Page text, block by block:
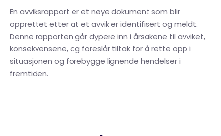
En avviksrapport er et nøye dokument som blir
opprettet etter at et avvik er identifisert og meldt.
Denne rapporten går dypere inn i årsakene til avviket,
konsekvensene, og foreslår tiltak for å rette opp i
situasjonen og forebygge lignende hendelser i
fremtiden.